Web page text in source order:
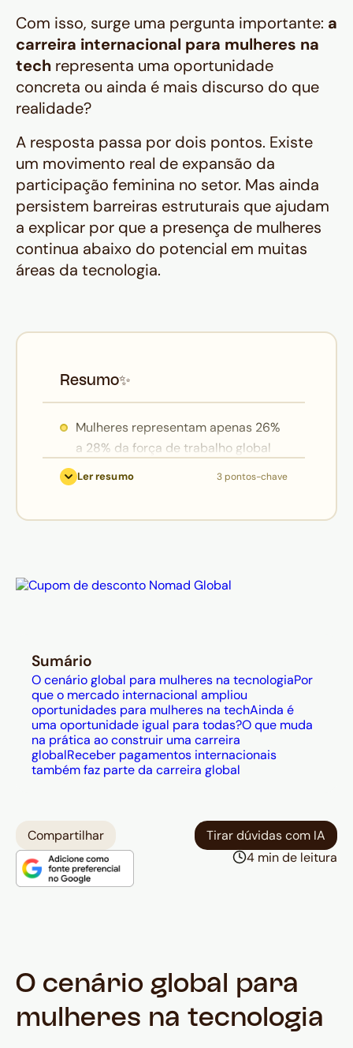
Com isso, surge uma pergunta importante: a
carreira internacional para mulheres na
tech representa uma oportunidade
concreta ou ainda é mais discurso do que
realidade?
A resposta passa por dois pontos. Existe
um movimento real de expansão da
participação feminina no setor. Mas ainda
persistem barreiras estruturais que ajudam
a explicar por que a presença de mulheres
continua abaixo do potencial em muitas
áreas da tecnologia.
Resumo✨
Mulheres representam apenas 26%
a 28% da força de trabalho global
em tecnologia, mas o trabalho
superar concorrentes
contratação internacional de
mulheres na tech, ainda sub-
representadas em áreas técnicas e
liderança.
A carreira internacional geralmente
envolve contratos como freelancer
ou contractor, exigindo organização
transparente de receber e converter
pagamentos vindos do exterior.
Ler resumo 3 pontos-chave
Sumário
O cenário global para mulheres na tecnologiaPor
que o mercado internacional ampliou
oportunidades para mulheres na techAinda é
uma oportunidade igual para todas?O que muda
na prática ao construir uma carreira
globalReceber pagamentos internacionais
também faz parte da carreira global
Compartilhar
Tirar dúvidas com IA
4 min de leitura
O cenário global para
mulheres na tecnologia